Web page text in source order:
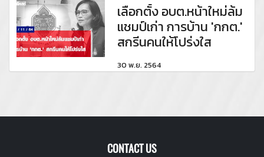
เลือกตั้ง อบต.หน้าใหม่ล้ม
แชมป์เก่า การบ้าน 'กกต.'
สกรีนคนให้โปร่งใส
30 พ.ย. 2564
CONTACT US